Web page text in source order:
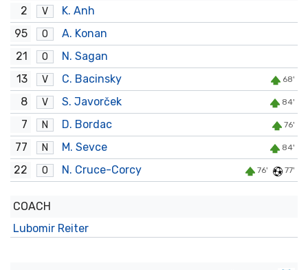
2
V
K. Anh
95
O
A. Konan
21
O
N. Sagan
13
V C. Bacinsky 68'
8 V S. Javorček 84'
7 N D. Bordac 76'
77 N M. Sevce 84'
22 O N. Cruce-Corcy 76' 77'
COACH
Lubomir Reiter